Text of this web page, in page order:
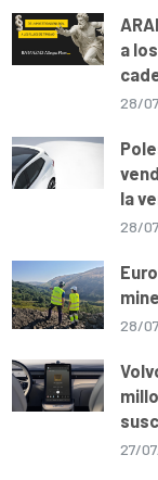
a
28/
la
28/
28/
27/